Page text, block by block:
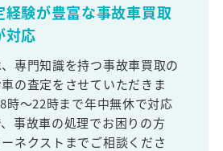
験が豊富な事故車買取
対応
専門知識を持つ事故車買取の
の査定をさせていただきま
時～22時まで年中無休で対応
事故車の処理でお困りの方
ネクストまでご相談くださ